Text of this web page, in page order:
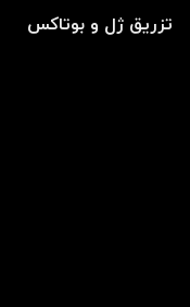
تزریق ژل و بوتاکس